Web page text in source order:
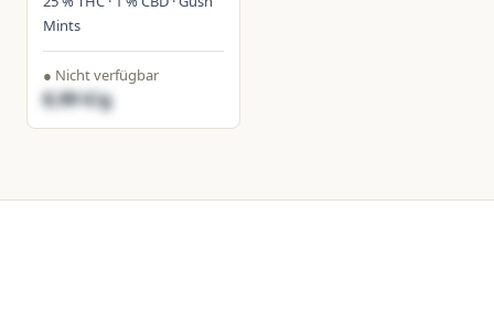
Mints
● Nicht verfügbar
8,99 €/g